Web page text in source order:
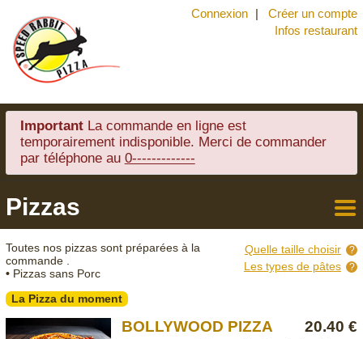
Connexion
Créer un compte
Infos restaurant
Important La commande en ligne est
temporairement indisponible. Merci de commander
par téléphone au 0-------------
Pizzas
carte
Quelle taille choisir
Les types de pâtes
Toutes nos pizzas sont préparées à la
commande .
• Pizzas sans Porc
La Pizza du moment
20.40 €
BOLLYWOOD PIZZA